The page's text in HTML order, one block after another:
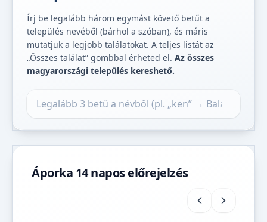
Írj be legalább három egymást követő betűt a
település nevéből (bárhol a szóban), és máris
mutatjuk a legjobb találatokat. A teljes listát az
„Összes találat” gombbal érheted el. Az összes
magyarországi település kereshető.
Áporka 14 napos előrejelzés